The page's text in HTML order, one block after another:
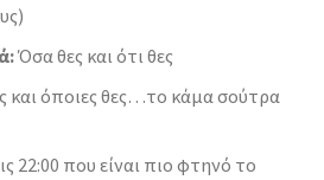
Όσα θες και ότι θες
και όποιες θες…το κάμα σούτρα
22:00 που είναι πιο φτηνό το